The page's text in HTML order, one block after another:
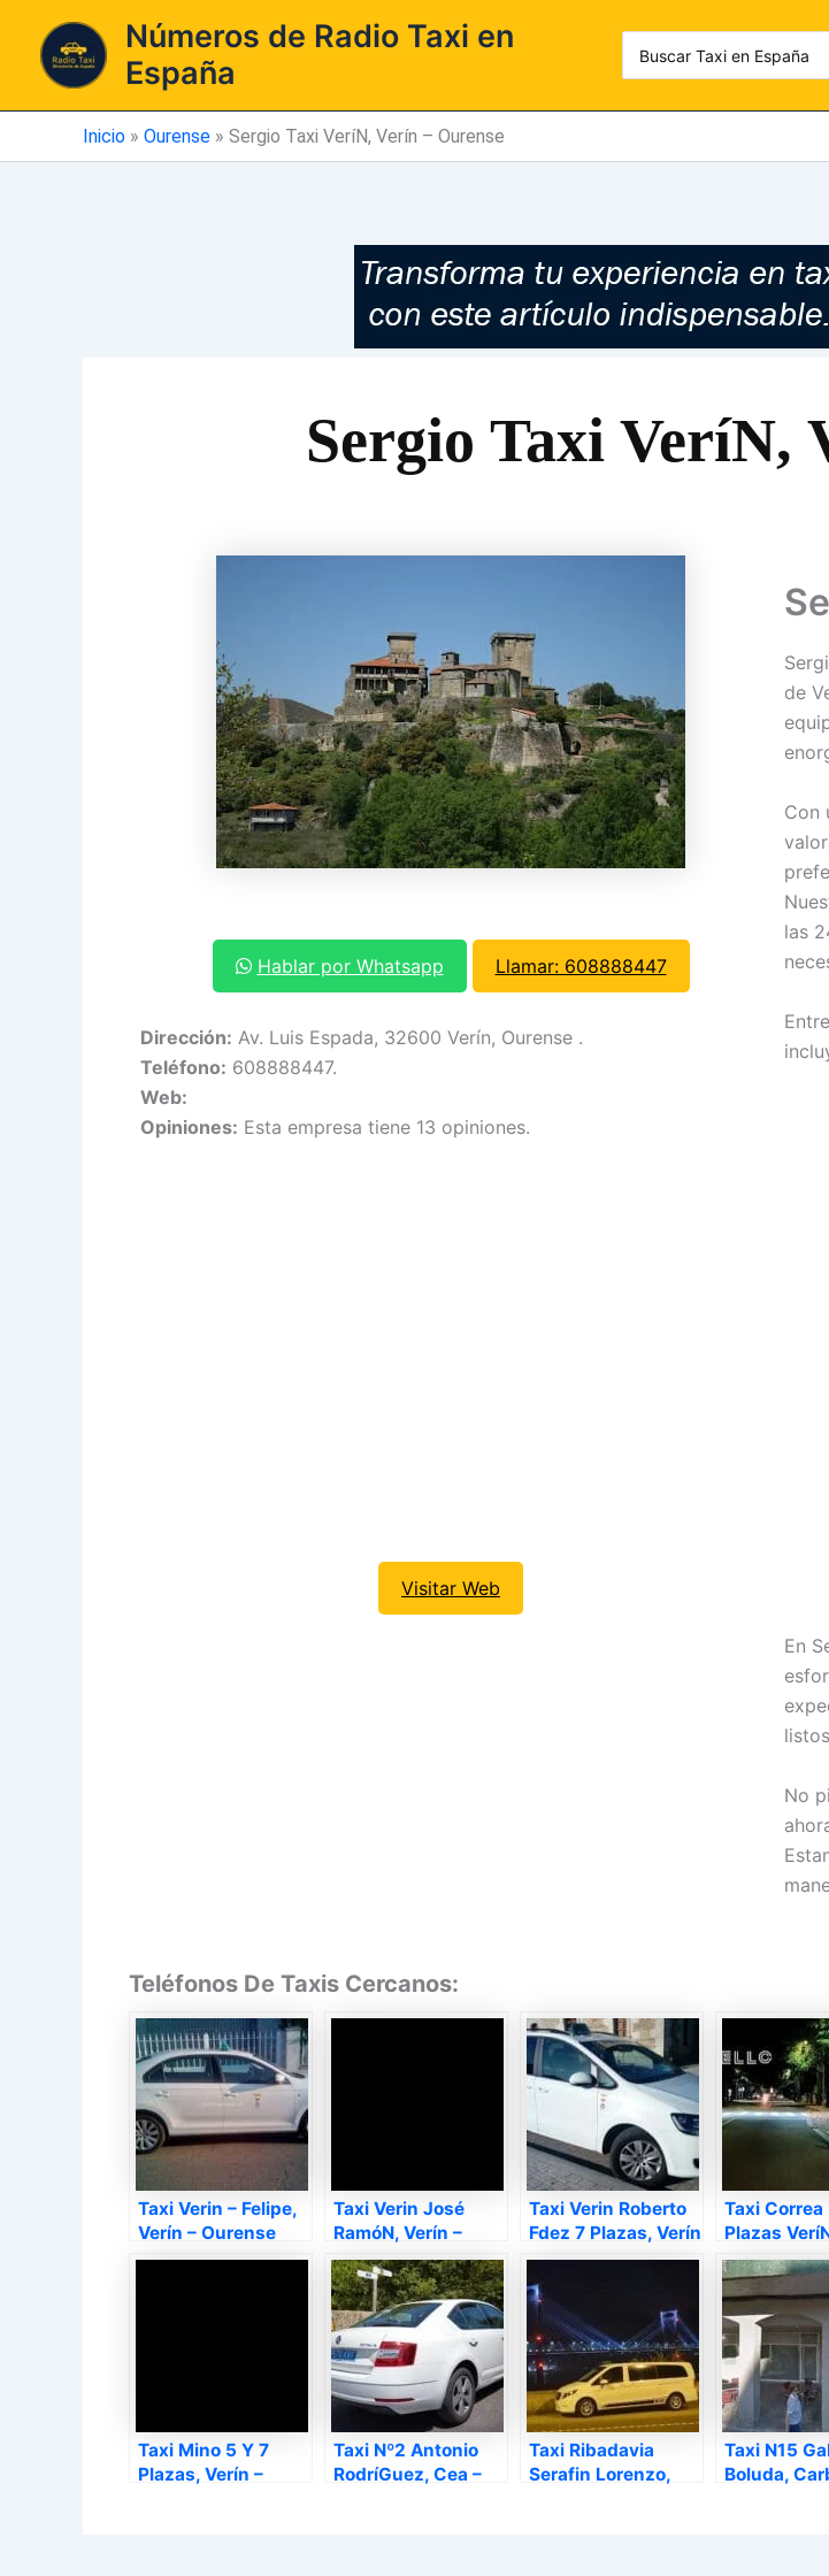
contenido
Números de Radio Taxi en
España
for:
Inicio » Ourense » Sergio Taxi VeríN, Verín – Ourense
Sergio Taxi VeríN,
Hablar por Whatsapp Llamar: 608888447
Dirección: Av. Luis Espada, 32600 Verín, Ourense .
Teléfono: 608888447.
Web:
Opiniones: Esta empresa tiene 13 opiniones.
Visitar Web
de
Con
las
En
No
Teléfonos De Taxis Cercanos:
Taxi Verin – Felipe,
Verín – Ourense
Taxi Verin José
RamóN, Verín –
Ourense
Taxi Verin Roberto
Fdez 7 Plazas, Verín
– Ourense
Taxi Correa
Plazas
– Ourense
Taxi Mino 5 Y 7
Plazas, Verín –
Taxi Nº2 Antonio
RodríGuez, Cea –
Taxi Ribadavia
Serafin Lorenzo,
Taxi N15
Boluda,